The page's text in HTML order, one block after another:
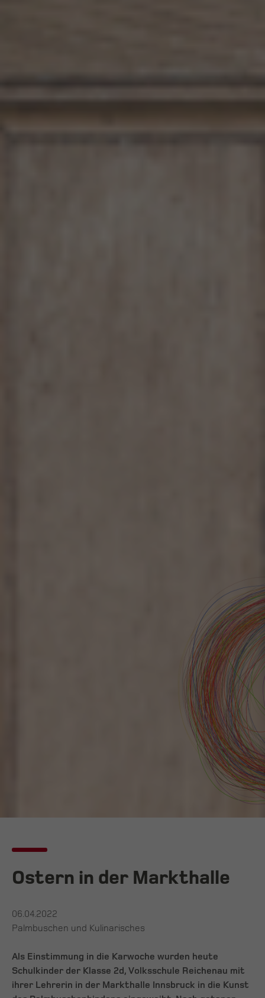
Ostern in der Markthalle
06.04.2022
Palmbuschen und Kulinarisches
Als Einstimmung in die Karwoche wurden heute
Schulkinder der Klasse 2d, Volksschule Reichenau mit
ihrer Lehrerin in der Markthalle Innsbruck in die Kunst